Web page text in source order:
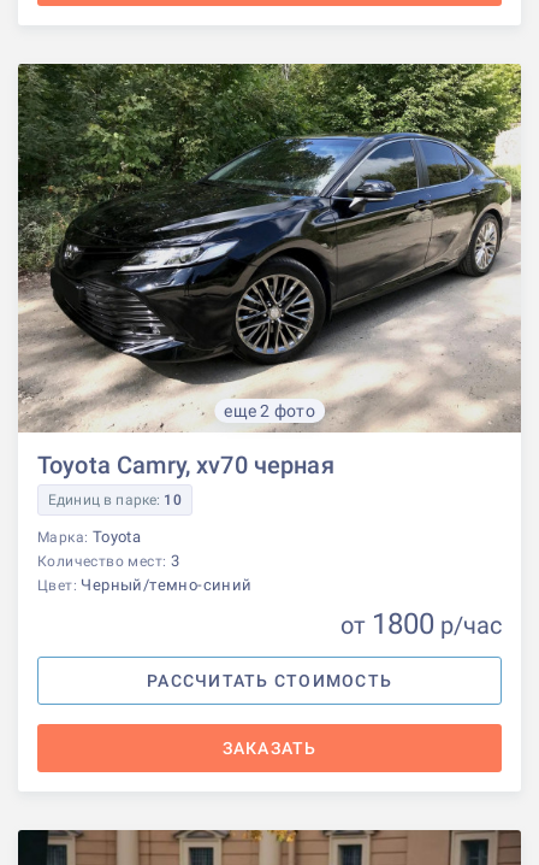
еще 2 фото
Toyota Camry, xv70 черная
Единиц в парке: 10
Марка: Toyota
Количество мест: 3
Цвет: Черный/темно-синий
от 1800 р/час
РАССЧИТАТЬ СТОИМОСТЬ
ЗАКАЗАТЬ